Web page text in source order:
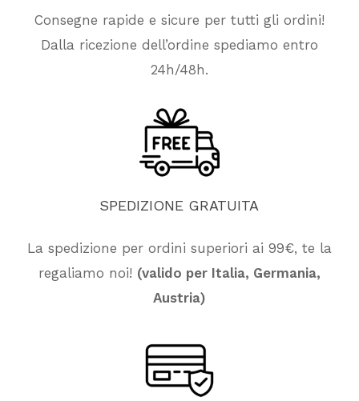
Nessun prodotto nel carrello.
Consegne rapide e sicure per tutti gli ordini!
Dalla ricezione dell’ordine spediamo entro
24h/48h.
SPEDIZIONE GRATUITA
La spedizione per ordini superiori ai 99€, te la
regaliamo noi! (valido per Italia, Germania,
Austria)